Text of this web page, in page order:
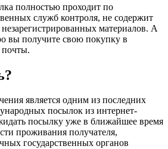
полностью проходит по
служб контроля, не содержит
материалов. А
вы получите свою покупку в
является одним из последних
посылок из интернет-
посылку уже в ближайшее время
проживания получателя,
государственных органов